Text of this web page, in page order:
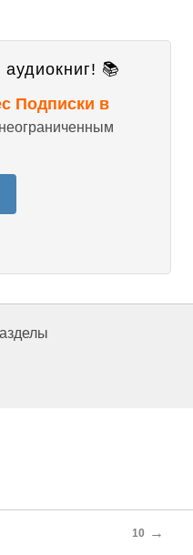
📚
Подписки в
10 →